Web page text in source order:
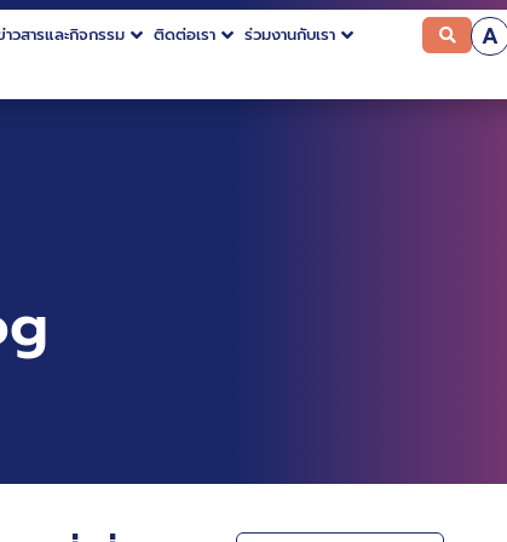
าวสารและกิจกรรม ติดต่อเรา ร่วมงานกับเรา A